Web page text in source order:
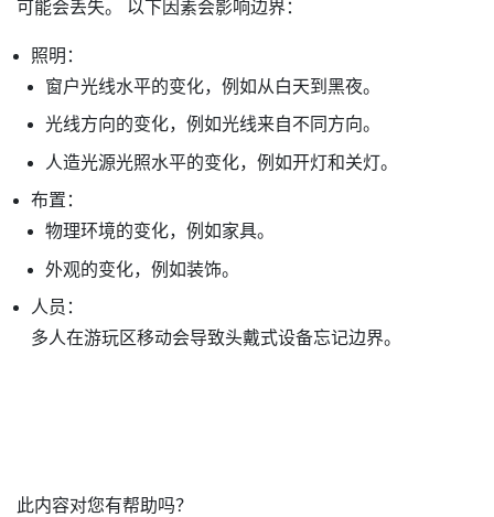
可能会丢失。 以下因素会影响边界：
照明：
窗户光线水平的变化，例如从白天到黑夜。
光线方向的变化，例如光线来自不同方向。
人造光源光照水平的变化，例如开灯和关灯。
布置：
物理环境的变化，例如家具。
外观的变化，例如装饰。
人员：
多人在游玩区移动会导致头戴式设备忘记边界。
此内容对您有帮助吗？